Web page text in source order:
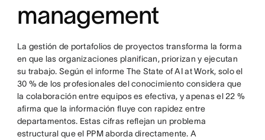
management
La gestión de portafolios de proyectos transforma la forma
en que las organizaciones planifican, priorizan y ejecutan
su trabajo. Según el informe The State of AI at Work, solo el
30 % de los profesionales del conocimiento considera que
la colaboración entre equipos es efectiva, y apenas el 22 %
afirma que la información fluye con rapidez entre
departamentos. Estas cifras reflejan un problema
estructural que el PPM aborda directamente. A